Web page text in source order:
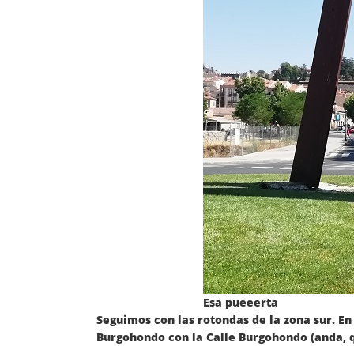
Esa pueeerta
Seguimos con las rotondas de la zona sur.
Burgohondo con la Calle Burgohondo